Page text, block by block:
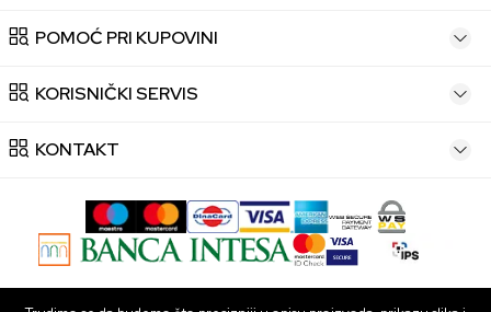
POMOĆ PRI KUPOVINI
KORISNIČKI SERVIS
KONTAKT